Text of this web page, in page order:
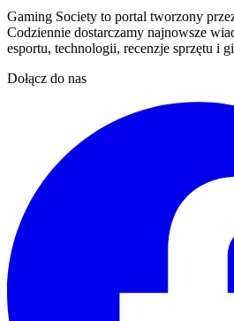
Gaming Society to portal tworzony
Codziennie dostarczamy najnowsze
esportu, technologii, recenzje sprzętu i
Dołącz do nas